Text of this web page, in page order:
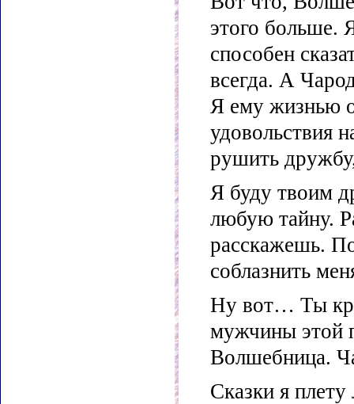
этого больше.
способен
всегда. А
Я ему жизнью
удовольствия
рушить
Я буду твоим
любую тайну.
расскажешь.
соблазнить
Ну вот… Ты
мужчины этой
Волшебница.
Сказки я